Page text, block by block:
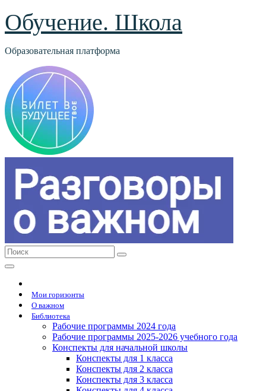
Обучение. Школа
Образовательная платформа
Мои горизонты
О важном
Библиотека
Рабочие программы 2024 года
Рабочие программы 2025-2026 учебного года
Конспекты для начальной школы
Конспекты для 1 класса
Конспекты для 2 класса
Конспекты для 3 класса